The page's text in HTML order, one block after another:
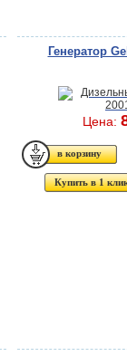
Генератор
Цена:
Купить в 1